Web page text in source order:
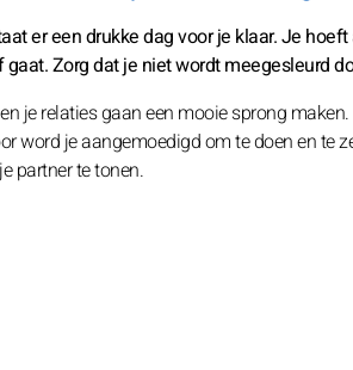
er een drukke dag voor je klaar. Je
gaat. Zorg dat je niet wordt meegesleurd
je relaties gaan een mooie sprong
word je aangemoedigd om te doen en te
partner te tonen.